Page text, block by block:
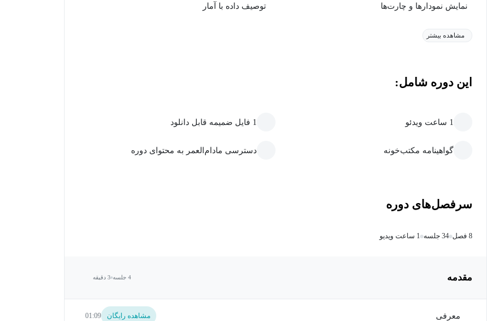
نمایش نمودارها و چارت‌ها
توصیف داده با آمار
مشاهده بیشتر
این دوره شامل:
1 ساعت ویدئو 1 فایل ضمیمه قابل دانلود
گواهینامه مکتب‌خونه دسترسی مادام‌العمر به محتوای دوره
سرفصل‌های دوره
8 فصل 34 جلسه 1 ساعت ویدیو
مقدمه 4 جلسه 3 دقیقه
معرفی مشاهده رایگان 01:09